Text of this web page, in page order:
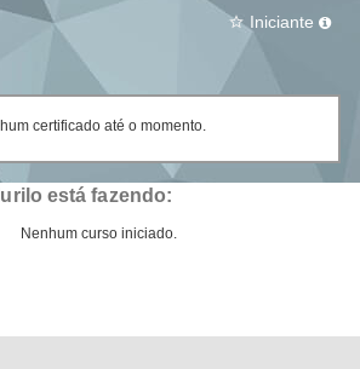
star_border Iniciante
certificado até o momento.
está fazendo:
Nenhum curso iniciado.